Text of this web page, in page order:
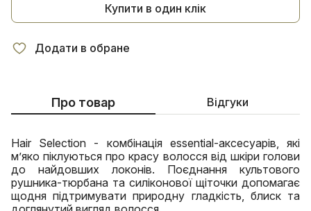
Купити в один клік
Додати в обране
Про товар Відгуки
Hair Selection - комбінація essential-аксесуарів, які
м’яко піклуються про красу волосся від шкіри голови
до найдовших локонів. Поєднання культового
рушника-тюрбана та силіконової щіточки допомагає
щодня підтримувати природну гладкість, блиск та